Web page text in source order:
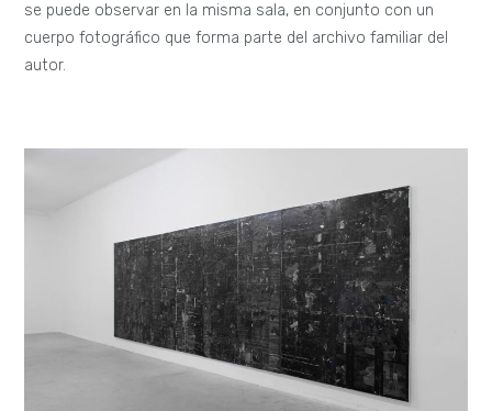
se puede observar en la misma sala, en conjunto con un
cuerpo fotográfico que forma parte del archivo familiar del
autor.